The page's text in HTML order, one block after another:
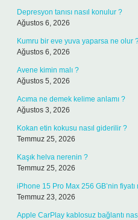
Depresyon tanısı nasıl konulur ?
Ağustos 6, 2026
Kumru bir eve yuva yaparsa ne olur
Ağustos 6, 2026
Avene kimin malı ?
Ağustos 5, 2026
Acıma ne demek kelime anlamı ?
Ağustos 3, 2026
Kokan etin kokusu nasıl giderilir ?
Temmuz 25, 2026
Kaşık helva nerenin ?
Temmuz 25, 2026
iPhone 15 Pro Max 256 GB’nin
Temmuz 23, 2026
Apple CarPlay kablosuz bağlantı